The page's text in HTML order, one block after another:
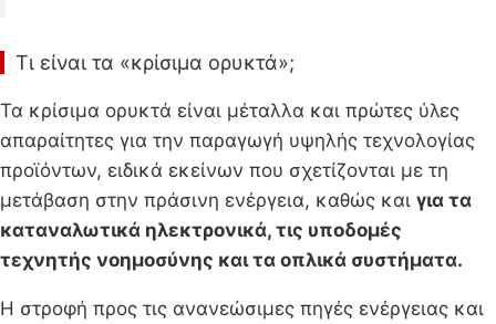
Τι είναι τα «κρίσιμα ορυκτά»;
Τα κρίσιμα ορυκτά είναι μέταλλα και πρώτες ύλες
απαραίτητες για την παραγωγή υψηλής τεχνολογίας
προϊόντων, ειδικά εκείνων που σχετίζονται με τη
μετάβαση στην πράσινη ενέργεια, καθώς και για τα
καταναλωτικά ηλεκτρονικά, τις υποδομές
τεχνητής νοημοσύνης και τα οπλικά συστήματα.
Η στροφή προς τις ανανεώσιμες πηγές ενέργειας και